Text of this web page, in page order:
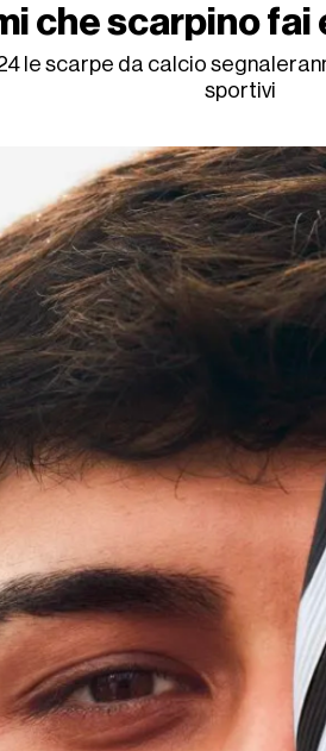
che scarpino fai
le scarpe da calcio
sportivi